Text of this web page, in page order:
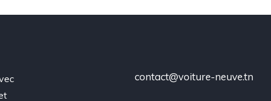
contact@voiture-neuve.tn